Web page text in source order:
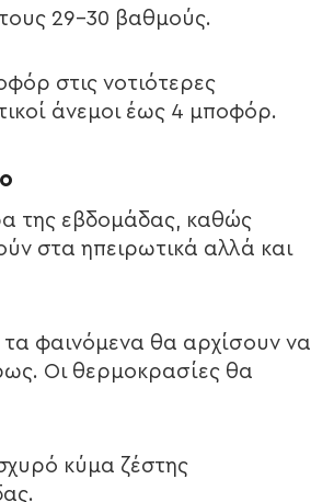
τους 29-30 βαθμούς.
στις νοτιότερες
άνεμοι έως 4 μποφόρ.
της εβδομάδας, καθώς
στα ηπειρωτικά αλλά και
φαινόμενα θα αρχίσουν να
Οι θερμοκρασίες θα
κύμα ζέστης